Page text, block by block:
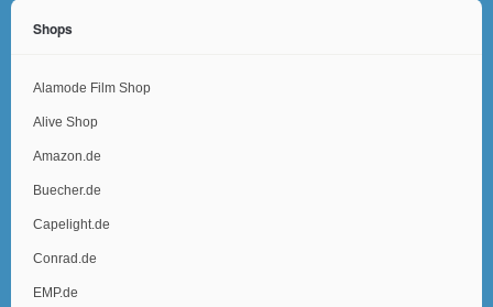
Shops
Alamode Film Shop
Alive Shop
Amazon.de
Buecher.de
Capelight.de
Conrad.de
EMP.de